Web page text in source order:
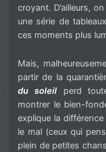
croyant. D’ailleurs,
une série de
ces moments plus
Mais,
partir de la
du soleil perd
montrer le bien-
explique la
le mal (ceux qui
plein de petites